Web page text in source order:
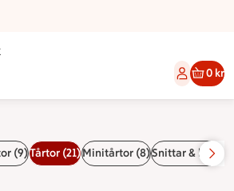
| Catering ICA Nära Skarpnäck
0 kr
(9)Tårtor (21)Minitårtor (8)Snittar &